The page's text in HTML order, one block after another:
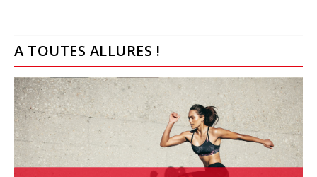
A TOUTES ALLURES !